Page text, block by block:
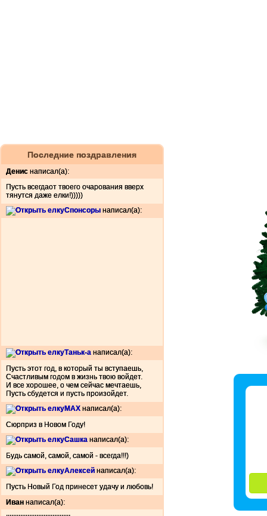
Последние поздравления
Денис написал(а):
Пусть всегдаот твоего очарования вверх
тянутся даже елки!)))))
Спонсоры написал(а):
Таньк-а написал(а):
Пусть этот год, в который ты вступаешь,
Счастливым годом в жизнь твою войдет.
И все хорошее, о чем сейчас мечтаешь,
Пусть сбудется и пусть произойдет.
МАХ написал(а):
Сюрприз в Новом Году!
Сашка написал(а):
Будь самой, самой, самой - всегда!!!)
Алексей написал(а):
Пусть Новый Год принесет удачу и любовь!
Иван написал(а):